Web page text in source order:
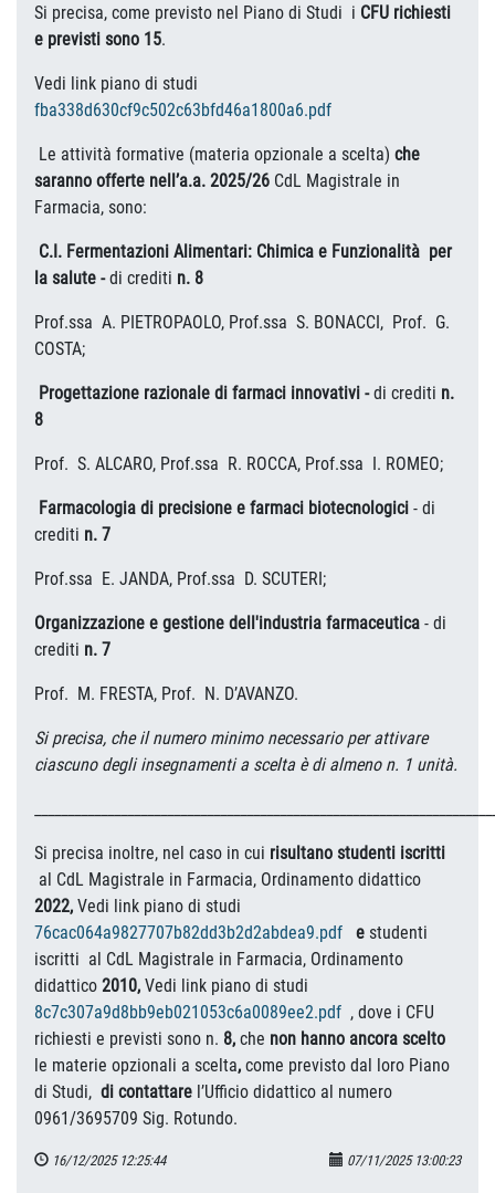
Si precisa, come previsto nel Piano di Studi i CFU richiesti
e previsti sono 15.
Vedi link piano di studi
fba338d630cf9c502c63bfd46a1800a6.pdf
Le attività formative (materia opzionale a scelta) che
saranno offerte nell’a.a. 2025/26 CdL Magistrale in
Farmacia, sono:
C.I. Fermentazioni Alimentari: Chimica e Funzionalità per
la salute -di crediti n. 8
Prof.ssa A. PIETROPAOLO, Prof.ssa S. BONACCI, Prof. G.
COSTA;
Progettazione razionale di farmaci innovativi -di crediti n.
8
Prof. S. ALCARO, Prof.ssa R. ROCCA, Prof.ssa I. ROMEO;
Farmacologia di precisione e farmaci biotecnologici - di
crediti n. 7
Prof.ssa E. JANDA, Prof.ssa D. SCUTERI;
Organizzazione e gestione dell'industria farmaceutica - di
crediti n. 7
Prof. M. FRESTA, Prof. N. D’AVANZO.
Si precisa, che il numero minimo necessario per attivare
ciascuno degli insegnamenti a scelta è di almeno n. 1 unità.
Si precisa inoltre, nel caso in cui risultano studenti iscritti
al CdL Magistrale in Farmacia, Ordinamento didattico
2022, Vedi link piano di studi
76cac064a9827707b82dd3b2d2abdea9.pdf
e studenti
iscritti al CdL Magistrale in Farmacia, Ordinamento
didattico 2010, Vedi link piano di studi
8c7c307a9d8bb9eb021053c6a0089ee2.pdf , dove i CFU
richiesti e previsti sono n. 8, che non hanno ancora scelto
le materie opzionali a scelta, come previsto dal loro Piano
di Studi, di contattare l’Ufficio didattico al numero
0961/3695709 Sig. Rotundo.
16/12/2025 12:25:44 07/11/2025 13:00:23